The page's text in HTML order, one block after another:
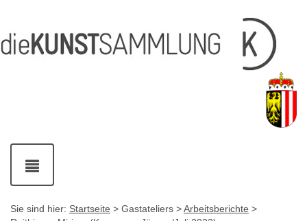
[1]
[2]
Links
[3]
mit
Kontaktdaten
Navigation
ein-
und
Sie sind hier: Startseite > Gastateliers >Arbeitsberichte >